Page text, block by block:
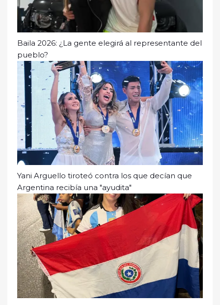
Baila 2026: ¿La gente elegirá al representante del
pueblo?
Yani Arguello tiroteó contra los que decían que
Argentina recibía una "ayudita"